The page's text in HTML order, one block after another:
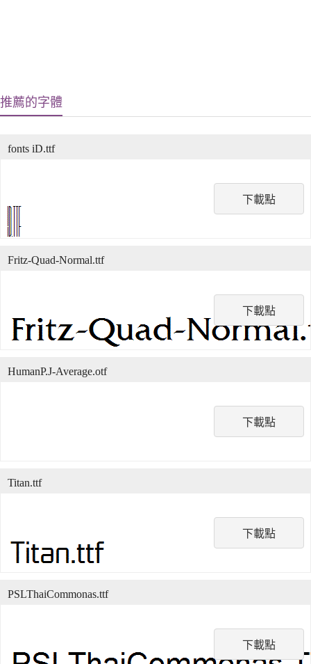
推薦的字體
下載點
fonts iD.ttf
下載點
Fritz-Quad-Normal.ttf
下載點
HumanP.J-Average.otf
下載點
Titan.ttf
下載點
PSLThaiCommonas.ttf